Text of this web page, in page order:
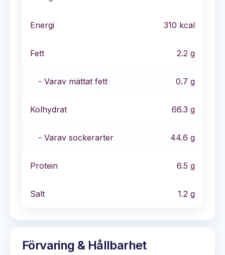
Energi 310 kcal
Fett 2.2 g
- Varav mättat fett 0.7 g
Kolhydrat 66.3 g
- Varav sockerarter 44.6 g
Protein 6.5 g
Salt 1.2 g
Förvaring & Hållbarhet